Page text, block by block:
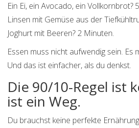
Ein Ei, ein Avocado, ein Vollkornbrot?
Linsen mit Gemüse aus der
Joghurt mit Beeren? 2 Minuten.
Essen muss nicht aufwendig sein. Es
Und das ist einfacher, als du denkst.
Die 90/10-Regel ist
ist ein Weg.
Du brauchst keine perfekte